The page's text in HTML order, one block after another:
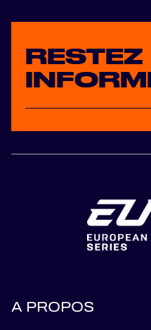
RESTEZ
A PROPOS